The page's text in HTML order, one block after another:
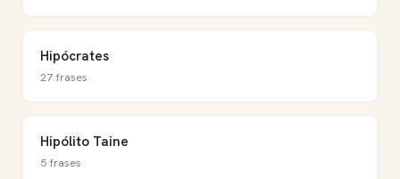
Hipócrates
27 frases
Hipólito Taine
5 frases